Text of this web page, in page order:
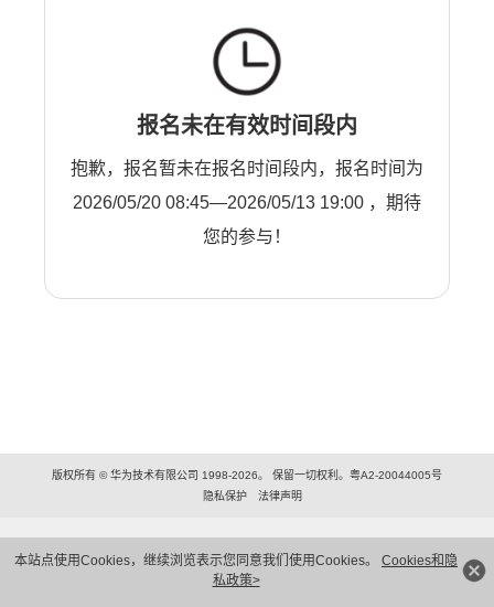
本站点使用Cookies，继续浏览表示您同意我们使用Cookies。 Cookies和隐
私政策>
报名未在有效时间段内
抱歉，报名暂未在报名时间段内，报名时间为
2026/05/20 08:45—2026/05/13 19:00 ，期待
您的参与！
版权所有 © 华为技术有限公司 1998-2026。 保留一切权利。粤A2-20044005号
隐私保护
法律声明